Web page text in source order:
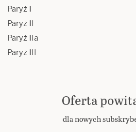
Paryż I
Paryż II
Paryż IIa
Paryż III
Oferta
dla nowych